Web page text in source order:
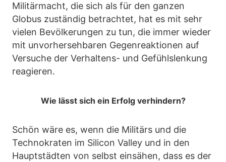
Militärmacht, die sich als für den ganzen
Globus zuständig betrachtet, hat es mit sehr
vielen Bevölkerungen zu tun, die immer wieder
mit unvorhersehbaren Gegenreaktionen auf
Versuche der Verhaltens- und Gefühlslenkung
reagieren.
Wie lässt sich ein Erfolg verhindern?
Schön wäre es, wenn die Militärs und die
Technokraten im Silicon Valley und in den
Hauptstädten von selbst einsähen, dass es der